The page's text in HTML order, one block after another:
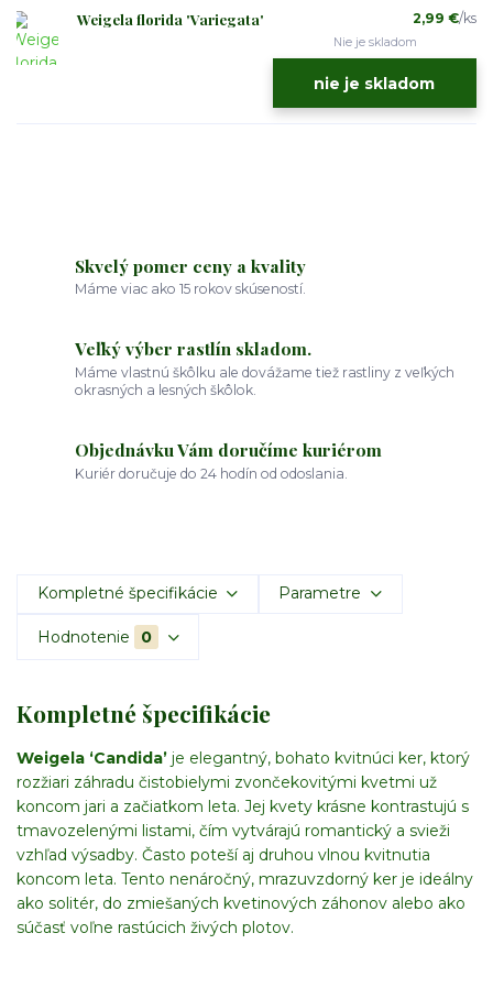
Weigela florida 'Variegata' 2,99 €/ks
Nie je skladom
nie je skladom
Skvelý pomer ceny a kvality
Máme viac ako 15 rokov skúseností.
Veľký výber rastlín skladom.
Máme vlastnú škôlku ale dovážame tiež rastliny z veľkých
okrasných a lesných škôlok.
Objednávku Vám doručíme kuriérom
Kuriér doručuje do 24 hodín od odoslania.
Kompletné špecifikácie Parametre
Hodnotenie 0
Kompletné špecifikácie
Weigela ‘Candida’ je elegantný, bohato kvitnúci ker, ktorý
rozžiari záhradu čistobielymi zvončekovitými kvetmi už
koncom jari a začiatkom leta. Jej kvety krásne kontrastujú s
tmavozelenými listami, čím vytvárajú romantický a svieži
vzhľad výsadby. Často poteší aj druhou vlnou kvitnutia
koncom leta. Tento nenáročný, mrazuvzdorný ker je ideálny
ako solitér, do zmiešaných kvetinových záhonov alebo ako
súčasť voľne rastúcich živých plotov.